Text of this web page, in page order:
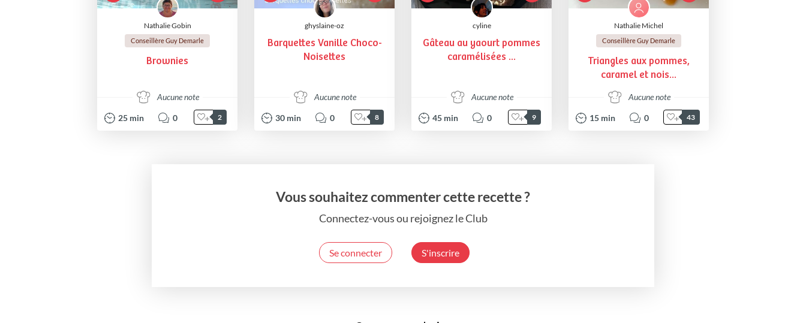
Nathalie Gobin
Conseillère Guy Demarle
Brownies
Aucune note
25 min 0 2
ghyslaine-oz
Barquettes Vanille Choco-
Noisettes
Aucune note
30 min 0 8
cyline
Gâteau au yaourt pommes
caramélisées ...
Aucune note
45 min 0 9
Nathalie Michel
Conseillère Guy Demarle
Triangles aux pommes,
caramel et nois...
Aucune note
15 min 0 43
Vous souhaitez commenter cette recette ?
Connectez-vous ou rejoignez le Club
Se connecter S'inscrire